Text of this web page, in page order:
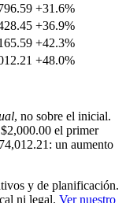
+31.6%
+36.9%
+42.3%
+48.0%
, no sobre el inicial.
$2,000.00 el primer
: un aumento
y de planificación.
ni legal. Ver nuestro